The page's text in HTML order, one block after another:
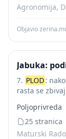
Agronomija,
Objavio
Jabuka:
7. PLOD:
rasta se
vala: prvi je
Poljoprivreda
25 stranica
Maturski